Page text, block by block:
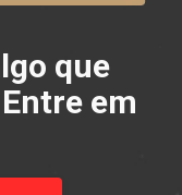
que
em